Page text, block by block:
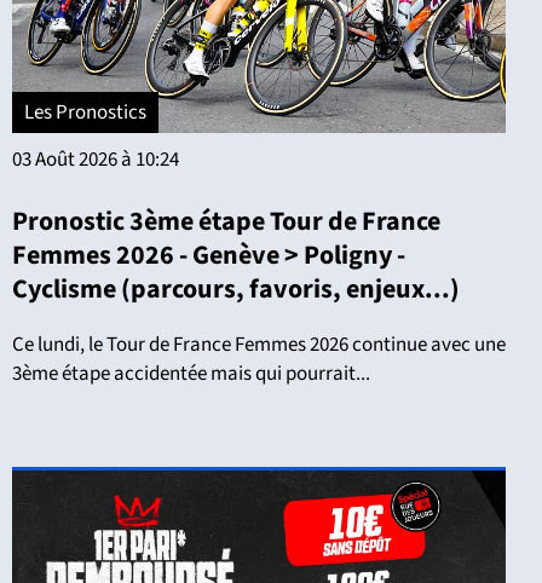
Les Pronostics
03 Août 2026 à 10:24
Pronostic 3ème étape Tour de France
Femmes 2026 - Genève > Poligny -
Cyclisme (parcours, favoris, enjeux...)
Ce lundi, le Tour de France Femmes 2026 continue avec une
3ème étape accidentée mais qui pourrait...